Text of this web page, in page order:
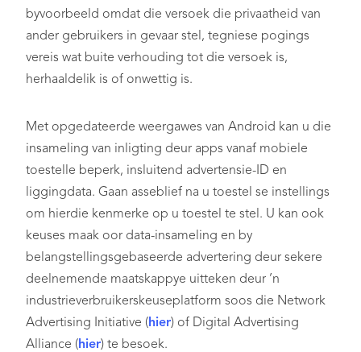
byvoorbeeld omdat die versoek die privaatheid van
ander gebruikers in gevaar stel, tegniese pogings
vereis wat buite verhouding tot die versoek is,
herhaaldelik is of onwettig is.
Met opgedateerde weergawes van Android kan u die
insameling van inligting deur apps vanaf mobiele
toestelle beperk, insluitend advertensie-ID en
liggingdata. Gaan asseblief na u toestel se instellings
om hierdie kenmerke op u toestel te stel. U kan ook
keuses maak oor data-insameling en by
belangstellingsgebaseerde advertering deur sekere
deelnemende maatskappye uitteken deur ’n
industrieverbruikerskeuseplatform soos die Network
Advertising Initiative ( hier) of Digital Advertising
Alliance ( hier) te besoek.